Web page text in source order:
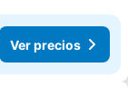
Ver precios